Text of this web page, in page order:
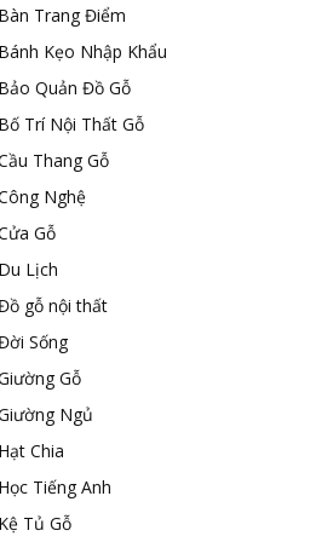
Trang Điểm
Kẹo Nhập Khẩu
Quản Đồ Gỗ
Trí Nội Thất Gỗ
Thang Gỗ
Nghệ
Gỗ
Lịch
gỗ nội thất
Sống
Gỗ
Ngủ
Chia
Tiếng Anh
Tủ Gỗ